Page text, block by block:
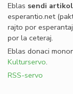
Eblas sendi
esperantio.net
rajto por
por la ceteraj.
Eblas donaci
Kulturservo.
RSS-servo